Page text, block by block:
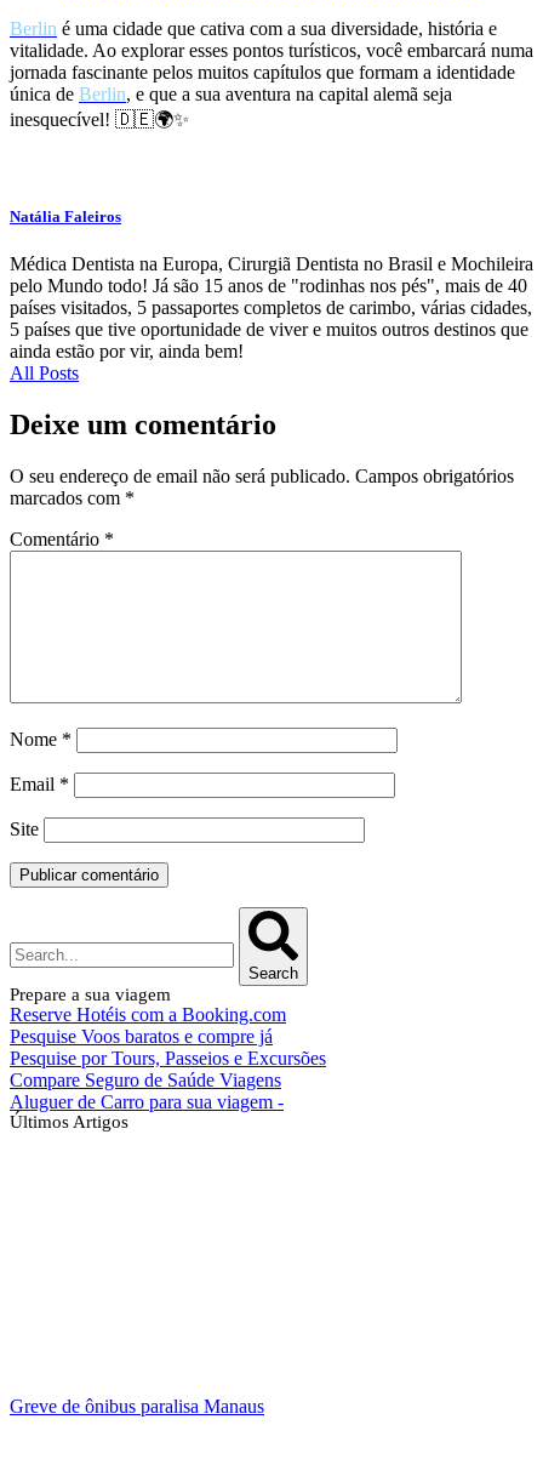
Berlin é uma cidade que cativa com a sua diversidade, história e
vitalidade. Ao explorar esses pontos turísticos, você embarcará numa
jornada fascinante pelos muitos capítulos que formam a identidade
única de Berlin, e que a sua aventura na capital alemã seja
inesquecível! 🇩🇪🌍✨
Natália Faleiros
Médica Dentista na Europa, Cirurgiã Dentista no Brasil e Mochileira
pelo Mundo todo! Já são 15 anos de "rodinhas nos pés", mais de 40
países visitados, 5 passaportes completos de carimbo, várias cidades,
5 países que tive oportunidade de viver e muitos outros destinos que
ainda estão por vir, ainda bem!
All Posts
Deixe um comentário
O seu endereço de email não será publicado. Campos obrigatórios
marcados com *
Comentário *
Nome *
Email *
Site
Search
Prepare a sua viagem
Reserve Hotéis com a Booking.com
Pesquise Voos baratos e compre já
Pesquise por Tours, Passeios e Excursões
Compare Seguro de Saúde Viagens
Aluguer de Carro para sua viagem -
Últimos Artigos
Greve de ônibus paralisa Manaus